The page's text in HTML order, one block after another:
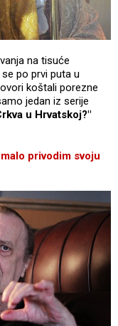
na tisuće
po prvi puta u
koštali porezne
jedan iz serije
u Hrvatskoj?"
privodim svoju